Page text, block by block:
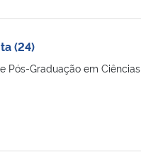
(24)
Pós-Graduação em Ciências